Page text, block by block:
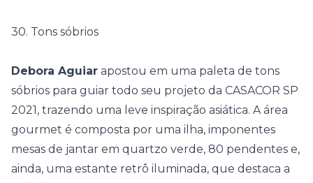
30. Tons sóbrios
Debora Aguiar apostou em uma paleta de tons
sóbrios para guiar todo seu projeto da CASACOR SP
2021, trazendo uma leve inspiração asiática. A área
gourmet é composta por uma ilha, imponentes
mesas de jantar em quartzo verde, 80 pendentes e,
ainda, uma estante retrô iluminada, que destaca a